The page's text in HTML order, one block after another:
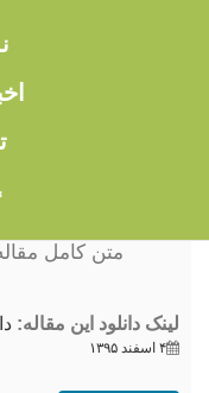
متن کامل
لینک دانلود این مقاله:
۴ اسفند ۱۳۹۵